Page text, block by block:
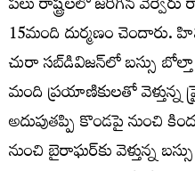
15మంది దుర్మణం
చురా స‌బ్‌డివిజ‌న్‌లో బస్సు
మంది ప్రయాణికులతో వెళ్తున్న
అదుపుతప్పి కొండపై నుంచి
నుంచి బైరాఘ‌ర్‌కు వెళ్తున్న